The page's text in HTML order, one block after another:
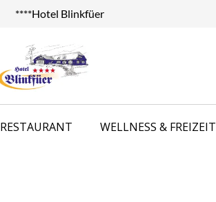
****Hotel Blinkfüer
RESTAURANT WELLNESS & FREIZEIT